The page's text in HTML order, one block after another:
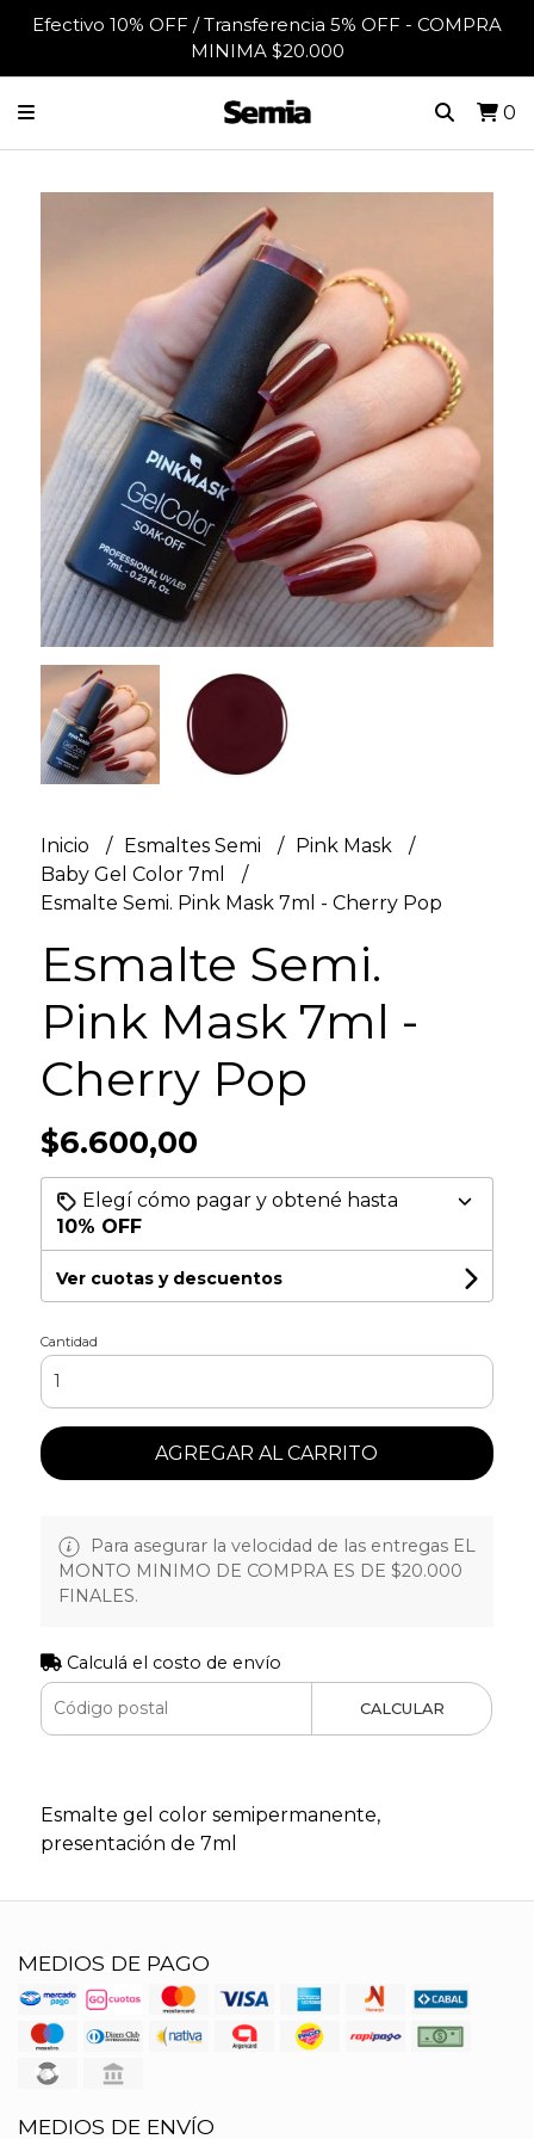
Efectivo 10% OFF / Transferencia 5% OFF - COMPRA
MINIMA $20.000
0
Inicio Esmaltes Semi
Pink Mask
Baby Gel Color 7ml
Esmalte Semi. Pink Mask 7ml - Cherry Pop
Esmalte Semi.
Pink Mask 7ml -
Cherry Pop
$6.600,00
Elegí cómo pagar y obtené hasta
10% OFF
Ver cuotas y descuentos
Cantidad
AGREGAR AL CARRITO
Para asegurar la velocidad de las entregas EL
MONTO MINIMO DE COMPRA ES DE $20.000
FINALES.
Calculá el costo de envío
CALCULAR
Esmalte gel color semipermanente,
presentación de 7ml
MEDIOS DE PAGO
MEDIOS DE ENVÍO